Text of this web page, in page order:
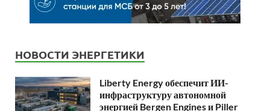
НОВОСТИ ЭНЕРГЕТИКИ
Liberty Energy обеспечит ИИ-
инфраструктуру автономной
энергией Bergen Engines и Piller